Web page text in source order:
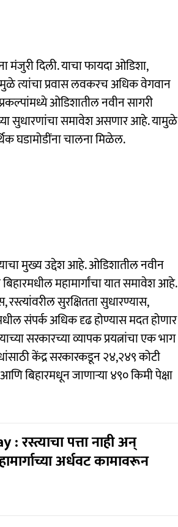
मंजुरी दिली. याचा फायदा ओडिशा,
त्यांचा प्रवास लवकरच अधिक वेगवान
ओडिशातील नवीन सागरी
सुधारणांचा समावेश असणार आहे. यामुळे
घडामोडींना चालना मिळेल.
मुख्य उद्देश आहे. ओडिशातील नवीन
बिहारमधील महामार्गांचा यात समावेश आहे.
सुरक्षितता सुधारण्यास,
संपर्क अधिक दृढ होण्यास मदत होणार
सरकारच्या व्यापक प्रयत्नांचा एक भाग
केंद्र सरकारकडून २४,२४९ कोटी
बिहारमधून जाणाऱ्या ४९० किमी पेक्षा
पत्ता नाही अन्
अर्धवट कामावरून